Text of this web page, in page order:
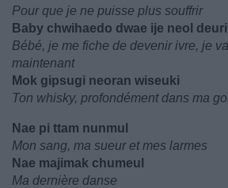
Pour que je ne puisse plus souffrir
Baby chwihaedo dwae ije neol
Bébé, je me fiche de devenir ivre, je
maintenant
Mok gipsugi neoran wiseuki
Ton whisky, profondément dans ma
Nae pi ttam nunmul
Mon sang, ma sueur et mes larmes
Nae majimak chumeul
Ma dernière danse